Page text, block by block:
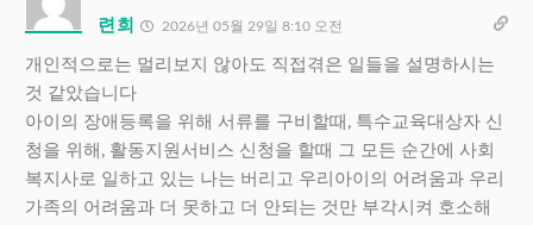
련희 2026년 05월 29일 8:10 오전
개인적으로는 멀리보지 않아도 직접겪은 일들을 설명하시는
것 같았습니다
아이의 장애등록을 위해 서류를 구비할때, 특수교육대상자 신
청을 위해, 활동지원서비스 신청을 할때 그 모든 순간에 사회
복지사로 일하고 있는 나는 버리고 우리아이의 어려움과 우리
가족의 어려움과 더 못하고 더 안되는 것만 부각시켜 호소해